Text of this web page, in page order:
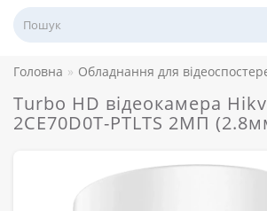
Головна Обладнання для
Turbo HD відеокамера
2CE70D0T-PTLTS 2МП